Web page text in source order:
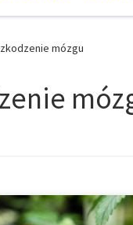
mózgu